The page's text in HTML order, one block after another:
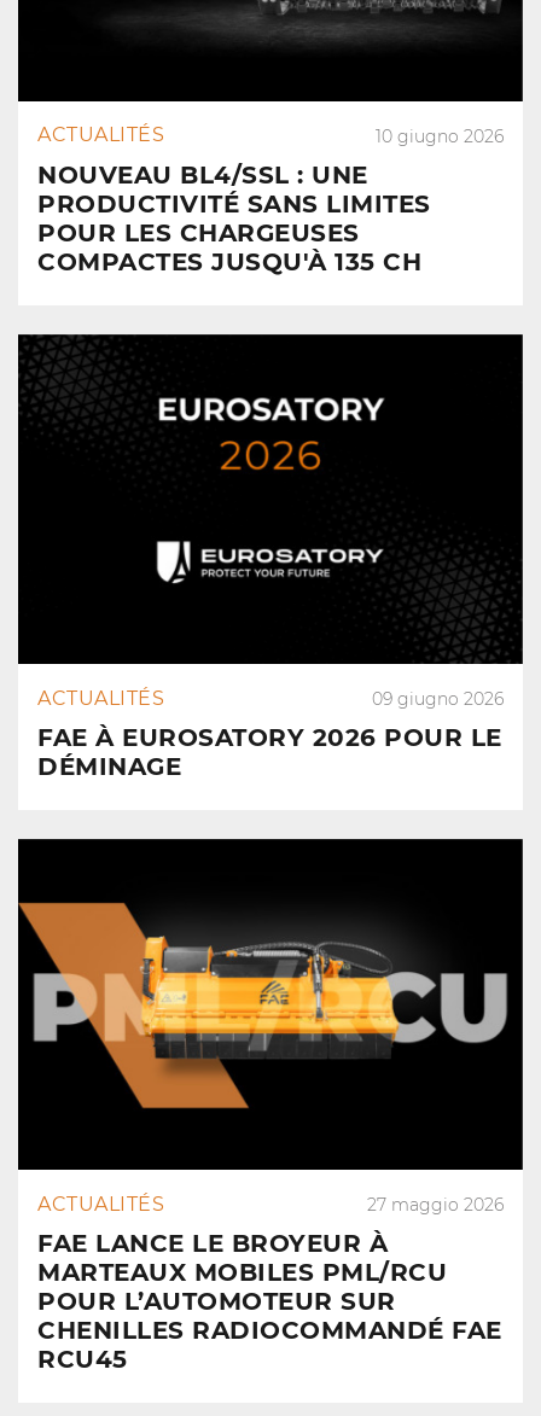
ACTUALITÉS 10 giugno 2026
NOUVEAU BL4/SSL : UNE
PRODUCTIVITÉ SANS LIMITES
POUR LES CHARGEUSES
COMPACTES JUSQU'À 135 CH
ACTUALITÉS 09 giugno 2026
FAE À EUROSATORY 2026 POUR LE
DÉMINAGE
ACTUALITÉS 27 maggio 2026
FAE LANCE LE BROYEUR À
MARTEAUX MOBILES PML/RCU
POUR L’AUTOMOTEUR SUR
CHENILLES RADIOCOMMANDÉ FAE
RCU45